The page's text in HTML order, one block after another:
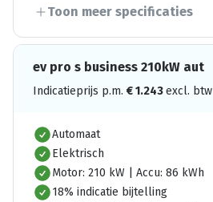
Toon meer specificaties
ev pro s business 210kW aut
Indicatieprijs p.m. €1.243excl. btw
Automaat
Elektrisch
Motor: 210 kW | Accu: 86 kWh
18% indicatie bijtelling